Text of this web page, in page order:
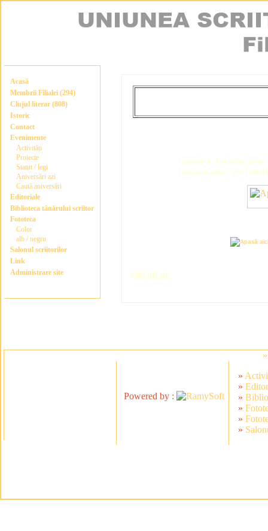
Acasă
Membrii Filialei (294)
Clujul literar (808)
Istoric
Contact
Evenimente
Activități
Proiecte
Statut / legi
Aniversări azi
Caută aniversări
Editoriale
Biblioteca tânărului scriitor
Fototeca
Color
alb / negru
Salonul scriitorilor
Link
Administrare site
Categoria : Fototeca_color
Data adăugării : 2011-06-
840 afișări
Powered by :
»
»
»
»
»
»